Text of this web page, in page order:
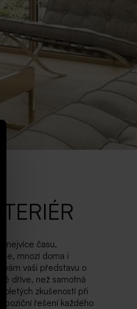
nejvíce času,
mnozí doma i
vám vaši představu o
dříve, než samotná
zkušeností při
řešení každého